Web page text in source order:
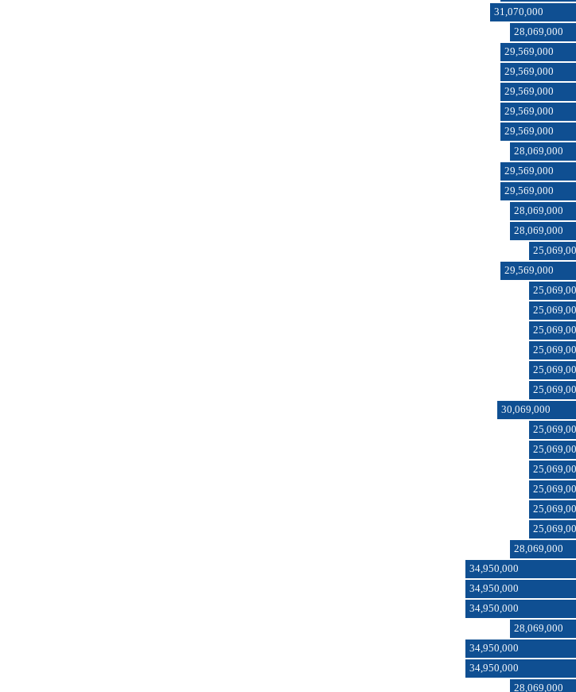
31,070,000
28,069,000
29,569,000
29,569,000
29,569,000
29,569,000
29,569,000
28,069,000
29,569,000
29,569,000
28,069,000
28,069,000
29,569,000
30,069,000
28,069,000
34,950,000
34,950,000
34,950,000
28,069,000
34,950,000
34,950,000
28,069,000